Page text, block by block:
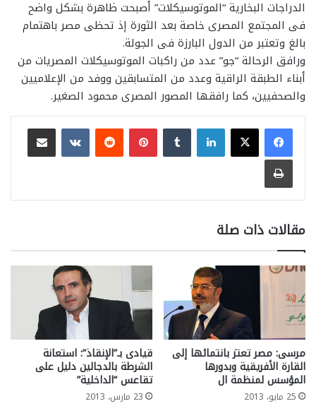
الدراجات البخارية “الموتوسيكلات” أصبحت ظاهرة بشكل واضح
فى المجتمع المصرى خاصة بعد الثورة إذ تحظى مصر باهتمام
بالغ وتعتبر من الدول البارزة فى الجولة.
ورافق الرحالة “جو” عدد من راكبات الموتوسيكلات المصريات من
أبناء الطبقة الراقية وعدد من المتسابقين ووفد من الإعلاميين
والصحفيين، كما رافقها المصور المصرى محمود الصغير.
لينكدإن بينتيريست
مشاركة عبر البريد
طباعة
مقالات ذات صلة
مرسى: مصر تعتز بانتمائها إلى
القارة الأفريقية وبدورها
المؤسس لمنظمة ال
25 مايو، 2013
قيادى بـ”الإنقاذ”: استعانة
الشرطة بالدجالين دليل على
تقاعس “الداخلية”
23 مارس، 2013